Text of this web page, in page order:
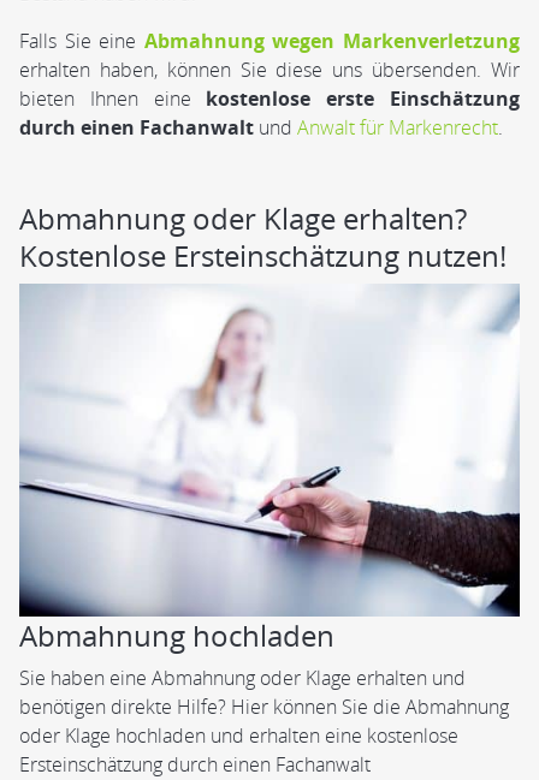
Falls Sie eine Abmahnung wegen Markenverletzung
erhalten haben, können Sie diese uns übersenden. Wir
bieten Ihnen eine kostenlose erste Einschätzung
durch einen Fachanwalt und Anwalt für Markenrecht.
Abmahnung oder Klage erhalten?
Kostenlose Ersteinschätzung nutzen!
Abmahnung hochladen
Sie haben eine Abmahnung oder Klage erhalten und
benötigen direkte Hilfe? Hier können Sie die Abmahnung
oder Klage hochladen und erhalten eine kostenlose
Ersteinschätzung durch einen Fachanwalt